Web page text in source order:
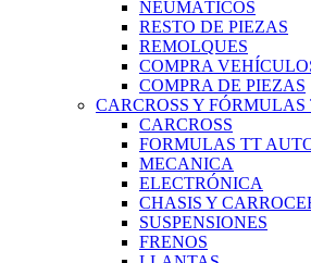
NEUMÁTICOS
RESTO DE PIEZAS
REMOLQUES
COMPRA
COMPRA DE PIEZAS
CARCROSS Y FÓRMULAS
CARCROSS
FORMULAS TT
MECANICA
ELECTRÓNICA
CHASIS Y
SUSPENSIONES
FRENOS